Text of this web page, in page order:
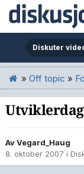
» Off topic »
AvVegard_Haug
8. oktober 2007 i